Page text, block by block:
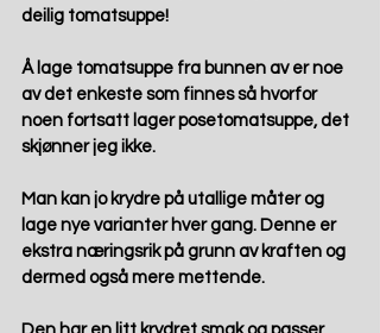
deilig tomatsuppe!
Å lage tomatsuppe fra bunnen av er noe
av det enkeste som finnes så hvorfor
noen fortsatt lager posetomatsuppe, det
skjønner jeg ikke.
Man kan jo krydre på utallige måter og
lage nye varianter hver gang. Denne er
ekstra næringsrik på grunn av kraften og
dermed også mere mettende.